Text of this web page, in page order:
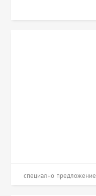
специално предложение